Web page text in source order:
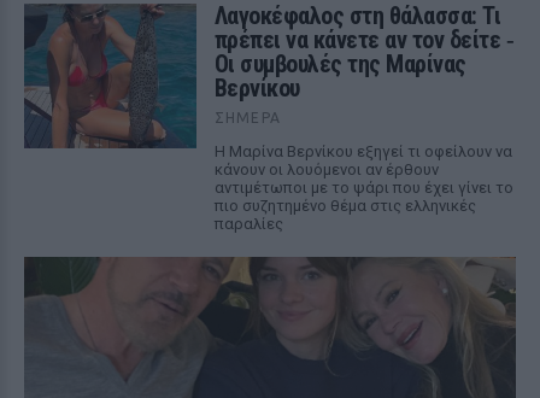
Λαγοκέφαλος στη θάλασσα: Τι
πρέπει να κάνετε αν τον δείτε ‑
Οι συμβουλές της Μαρίνας
Βερνίκου
ΣΉΜΕΡΑ
Η Μαρίνα Βερνίκου εξηγεί τι οφείλουν να
κάνουν οι λουόμενοι αν έρθουν
αντιμέτωποι με το ψάρι που έχει γίνει το
πιο συζητημένο θέμα στις ελληνικές
παραλίες